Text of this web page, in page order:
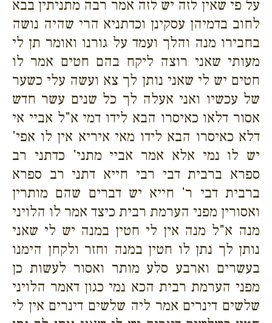
על פי שאין לזה יש לזה אמר רבה מתניתין בבא
לחוב בדמיהן עסקינן וכדתניא הרי שהיה נושה
בחבירו מנה והלך ועמד על גורנו ואומר תן לי
מעותי שאני רוצה ליקח בהם חטים אמר לו
חטים יש לי שאני נותן לך צא ועשה עלי כשער
של עכשיו ואני אעלה לך כל שנים עשר חדש
אסור דלאו כאיסרו הבא לידו דמי א"ל אביי אי
דלא כאיסרו הבא לידו מאי איריא אין לו אפי'
יש לו נמי אלא אמר אביי מתני' כדתני רב
ספרא ברבית דבי רבי חייא דתני רב ספרא
ברבית דבי ר' חייא יש דברים שהם מותרין
ואסורין מפני הערמת רבית כיצד אמר לו הלויני
מנה א"ל מנה אין לי חטין במנה יש לי שאני
נותן לך נתן לו חטין במנה וחזר ולקחן הימנו
בעשרים וארבע סלע מותר ואסור לעשות כן
מפני הערמת רבית הכא נמי כגון דאמר הלויני
שלשים דינרים אמר ליה שלשים דינרים אין לי